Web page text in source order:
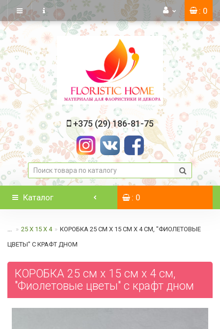
: 0
+375 (29) 186-81-75
Каталог : 0
... 25 Х 15 Х 4 КОРОБКА 25 СМ Х 15 СМ Х 4 СМ, "ФИОЛЕТОВЫЕ
ЦВЕТЫ" С КРАФТ ДНОМ
КОРОБКА 25 см х 15 см х 4 см,
"Фиолетовые цветы" с крафт дном